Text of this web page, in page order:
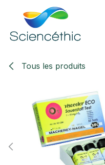
Se rendre au contenu
Tous les produits